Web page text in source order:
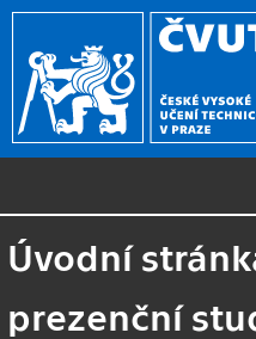
Úvodní
prezenční